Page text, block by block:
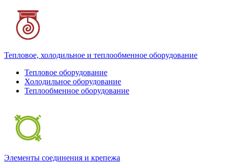
Тепловое, холодильное и теплообменное оборудование
Тепловое оборудование
Холодильное оборудование
Теплообменное оборудование
Элементы соединения и крепежа